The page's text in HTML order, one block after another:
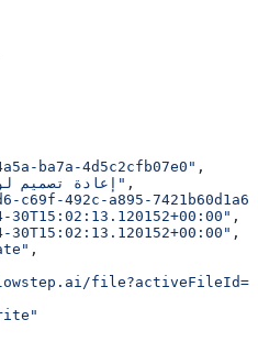
ba7a-4d5c2cfb07e0" ,
"إعادة تصميم لوحة المعلومات" ,
c69f-492c-a895-
30T15:02:13.120152+00:00" ,
30T15:02:13.120152+00:00" ,
,